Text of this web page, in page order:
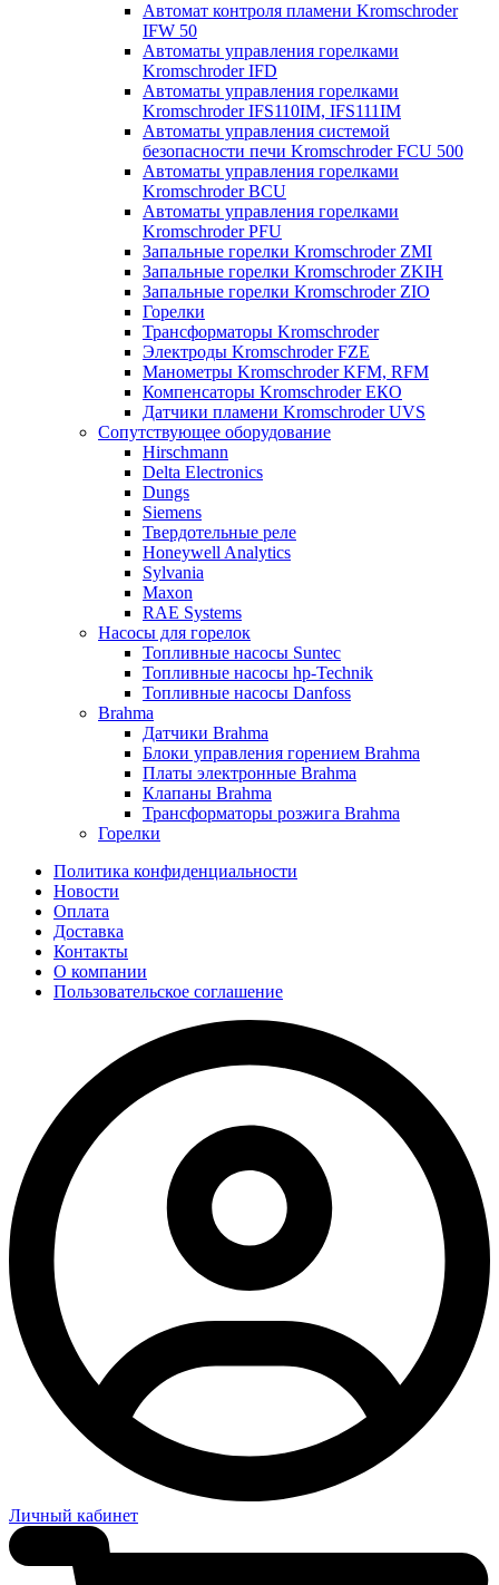
Автомат контроля пламени Kromschroder
IFW 50
Автоматы управления горелками
Kromschroder IFD
Автоматы управления горелками
Kromschroder IFS110IM, IFS111IM
Автоматы управления системой
безопасности печи Kromschroder FCU 500
Автоматы управления горелками
Kromschroder BCU
Автоматы управления горелками
Kromschroder PFU
Запальные горелки Kromschroder ZМI
Запальные горелки Kromschroder ZKIH
Запальные горелки Kromschroder ZIO
Горелки
Трансформаторы Kromschroder
Электроды Kromschroder FZE
Манометры Kromschroder KFM, RFM
Компенсаторы Kromschroder ЕКО
Датчики пламени Kromschroder UVS
Сопутствующее оборудование
Hirschmann
Delta Electronics
Dungs
Siemens
Твердотельные реле
Honeywell Analytics
Sylvania
Maxon
RAE Systems
Насосы для горелок
Топливные насосы Suntec
Топливные насосы hp-Technik
Топливные насосы Danfoss
Brahma
Датчики Brahma
Блоки управления горением Brahma
Платы электронные Brahma
Клапаны Brahma
Трансформаторы розжига Brahma
Горелки
Политика конфиденциальности
Новости
Оплата
Доставка
Контакты
О компании
Пользовательское соглашение
Личный кабинет